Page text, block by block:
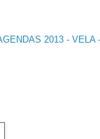
2013 - VELA